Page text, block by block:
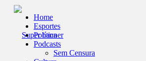
Home
Esportes
Política
Podcasts
Sem Censura